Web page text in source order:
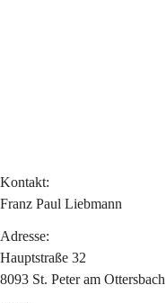
Kontakt:
Franz Paul Liebmann
Adresse:
Hauptstraße 32
8093 St. Peter am Ottersbach